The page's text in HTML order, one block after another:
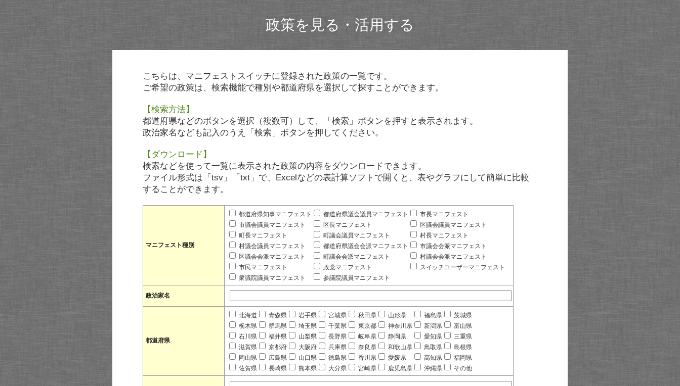
政策を見る・活用する
こちらは、マニフェストスイッチに登録された政策の一覧です。
ご希望の政策は、検索機能で種別や都道府県を選択して探すことができます。
【検索方法】
都道府県などのボタンを選択（複数可）して、「検索」ボタンを押すと表示されます。
政治家名なども記入のうえ「検索」ボタンを押してください。
【ダウンロード】
検索などを使って一覧に表示された政策の内容をダウンロードできます。
ファイル形式は「tsv」「txt」で、Excelなどの表計算ソフトで開くと、表やグラフにして簡単に比較
することができます。
マニフェスト種別
都道府県知事マニフェスト 都道府県議会議員マニフェスト
市長マニフェスト
市議会議員マニフェスト
区長マニフェスト
区議会議員マニフェスト
町長マニフェスト
町議会議員マニフェスト
村長マニフェスト
村議会議員マニフェスト
都道府県議会会派マニフェスト
市議会会派マニフェスト
区議会会派マニフェスト
町議会会派マニフェスト
村議会会派マニフェスト
市民マニフェスト
政党マニフェスト
スイッチユーザーマニフェスト
衆議院議員マニフェスト
参議院議員マニフェスト
政治家名
都道府県
北海道 青森県 岩手県 宮城県 秋田県 山形県 福島県
茨城県
栃木県
群馬県 埼玉県 千葉県 東京都 神奈川県 新潟県
富山県
石川県
福井県 山梨県 長野県 岐阜県 静岡県 愛知県
三重県
滋賀県
京都府 大阪府 兵庫県 奈良県 和歌山県 鳥取県
島根県
岡山県
広島県 山口県 徳島県 香川県 愛媛県 高知県
福岡県
佐賀県
長崎県 熊本県 大分県 宮崎県 鹿児島県 沖縄県 その他